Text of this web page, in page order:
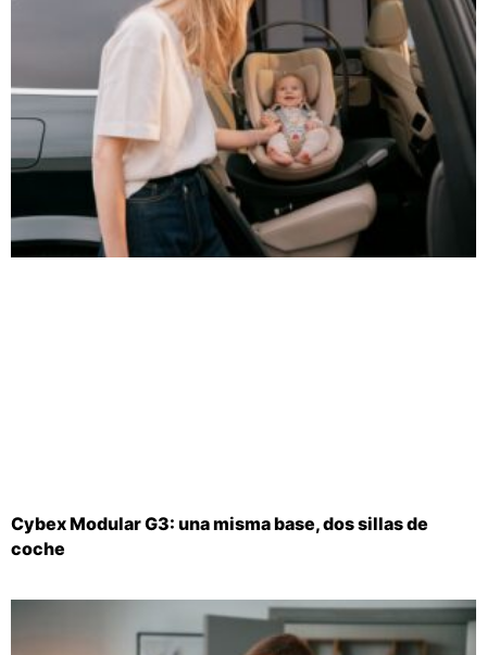
Cybex Modular G3: una misma base, dos sillas de
coche